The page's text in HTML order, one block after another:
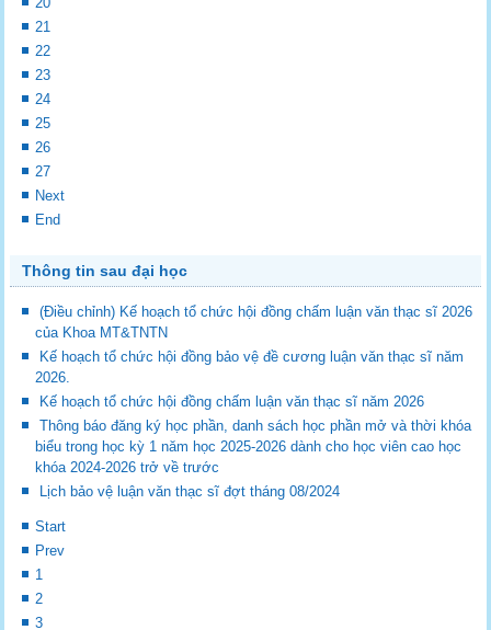
21
22
23
24
25
26
27
Next
End
Thông tin sau đại học
(Điều chỉnh) Kế hoạch tổ chức hội đồng chấm luận văn thạc sĩ 2026
của Khoa MT&TNTN
Kế hoạch tổ chức hội đồng bảo vệ đề cương luận văn thạc sĩ năm
2026.
Kế hoạch tổ chức hội đồng chấm luận văn thạc sĩ năm 2026
Thông báo đăng ký học phần, danh sách học phần mở và thời khóa
biểu trong học kỳ 1 năm học 2025-2026 dành cho học viên cao học
khóa 2024-2026 trở về trước
Lịch bảo vệ luận văn thạc sĩ đợt tháng 08/2024
Start
Prev
1
2
3